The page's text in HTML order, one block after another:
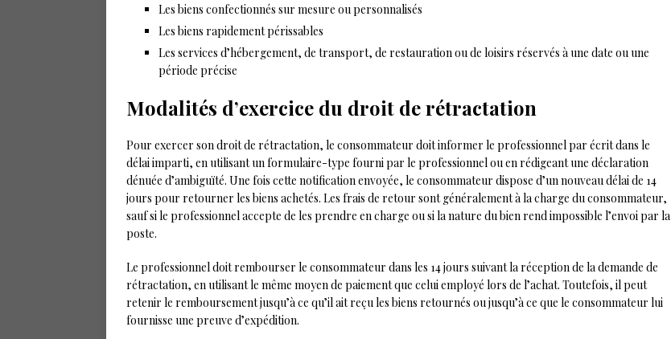
Les biens confectionnés sur mesure ou personnalisés
Les biens rapidement périssables
Les services d’hébergement, de transport, de restauration ou de loisirs réservés à une date ou une
période précise
Modalités d’exercice du droit de rétractation
Pour exercer son droit de rétractation, le consommateur doit informer le professionnel par écrit dans le
délai imparti, en utilisant un formulaire-type fourni par le professionnel ou en rédigeant une déclaration
dénuée d’ambiguïté. Une fois cette notification envoyée, le consommateur dispose d’un nouveau délai de 14
jours pour retourner les biens achetés. Les frais de retour sont généralement à la charge du consommateur,
sauf si le professionnel accepte de les prendre en charge ou si la nature du bien rend impossible l’envoi par la
poste.
Le professionnel doit rembourser le consommateur dans les 14 jours suivant la réception de la demande de
rétractation, en utilisant le même moyen de paiement que celui employé lors de l’achat. Toutefois, il peut
retenir le remboursement jusqu’à ce qu’il ait reçu les biens retournés ou jusqu’à ce que le consommateur lui
fournisse une preuve d’expédition.